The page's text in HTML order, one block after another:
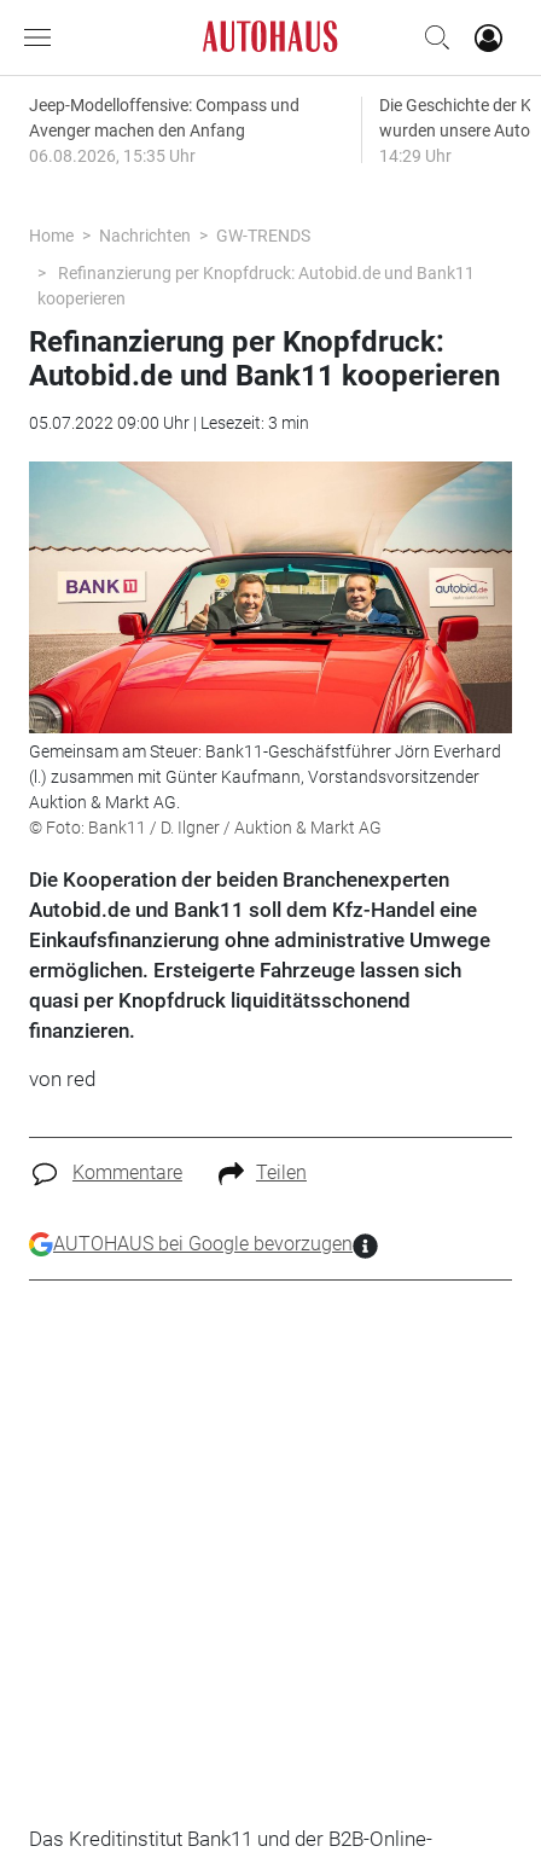
Jeep-Modelloffensive: Compass und
Avenger machen den Anfang
06.08.2026, 15:35 Uhr
Die Geschichte der
wurden unsere
14:29 Uhr
Home Nachrichten
GW-TRENDS
Refinanzierung per Knopfdruck: Autobid.de und Bank11
kooperieren
Refinanzierung per Knopfdruck:
Autobid.de und Bank11 kooperieren
05.07.2022 09:00 Uhr | Lesezeit: 3 min
Gemeinsam am Steuer: Bank11-Geschäfstführer Jörn Everhard
(l.) zusammen mit Günter Kaufmann, Vorstandsvorsitzender
Auktion & Markt AG.
© Foto: Bank11 / D. Ilgner / Auktion & Markt AG
Die Kooperation der beiden Branchenexperten
Autobid.de und Bank11 soll dem Kfz-Handel eine
Einkaufsfinanzierung ohne administrative Umwege
ermöglichen. Ersteigerte Fahrzeuge lassen sich
quasi per Knopfdruck liquiditätsschonend
finanzieren.
von red
Kommentare Teilen
AUTOHAUS bei Google bevorzugen
Das Kreditinstitut Bank11 und der B2B-Online-